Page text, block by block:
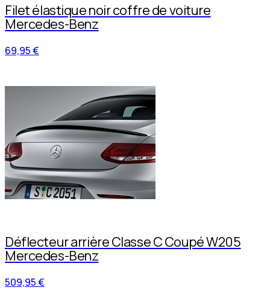
Filet élastique noir coffre de voiture
Mercedes-Benz
69,95 €
Déflecteur arrière Classe C Coupé W205
Mercedes-Benz
509,95 €